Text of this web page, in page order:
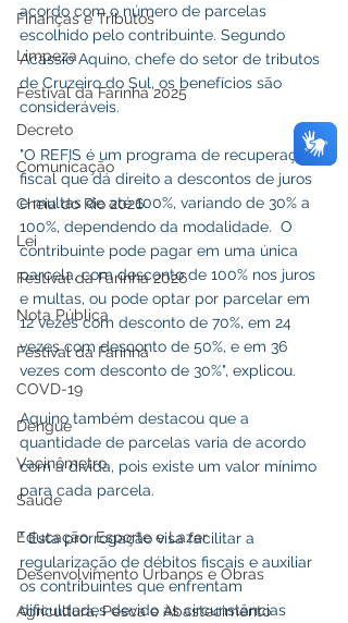
Finanças e Tributos
Limpeza
Festival da Farinha 2025
Decreto
Comunicação
Cheia do Rio 2026
Lei
Festival da Farinha 2026
Nota Pública
Festival da Farinha
COVD-19
Dengue
Vacinômetro
Saúde
Educação, Esporte e Lazer
Desenvolvimento Urbanos e Obras
Agricultura, Pesca e Abastecimento
acordo com o número de parcelas
escolhido pelo contribuinte. Segundo
Acássio Aquino, chefe do setor de tributos
de Cruzeiro do Sul, os benefícios são
consideráveis.
"O REFIS é um programa de recuperação
fiscal que dá direito a descontos de juros
e multas de até 100%, variando de 30% a
100%, dependendo da modalidade.  O
contribuinte pode pagar em uma única
parcela, com desconto de 100% nos juros
e multas, ou pode optar por parcelar em
12 vezes com desconto de 70%, em 24
vezes com desconto de 50%, e em 36
vezes com desconto de 30%", explicou.
Aquino também destacou que a
quantidade de parcelas varia de acordo
com a dívida, pois existe um valor mínimo
para cada parcela.
" Esta prorrogação visa facilitar a
regularização de débitos fiscais e auxiliar
os contribuintes que enfrentam
dificuldades devido às circunstâncias